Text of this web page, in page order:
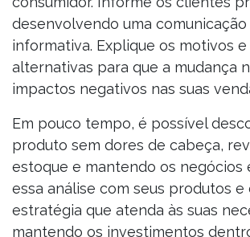
desenvolvendo uma comunicação
informativa. Explique os motivos
alternativas para que a mudança
impactos negativos nas suas
Em pouco tempo, é possível
produto sem dores de cabeça,
estoque e mantendo os negócios
essa análise com seus produtos e
estratégia que atenda às suas
mantendo os investimentos